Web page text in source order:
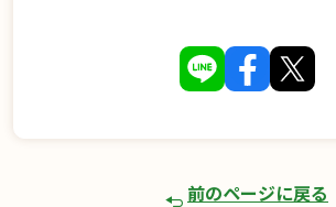
前のページに戻る